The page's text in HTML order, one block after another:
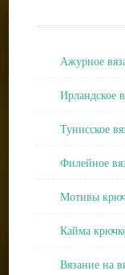
Ажурное
Ирландское
Тунисское
Филейное
Мотивы
Кайма
Вязание на